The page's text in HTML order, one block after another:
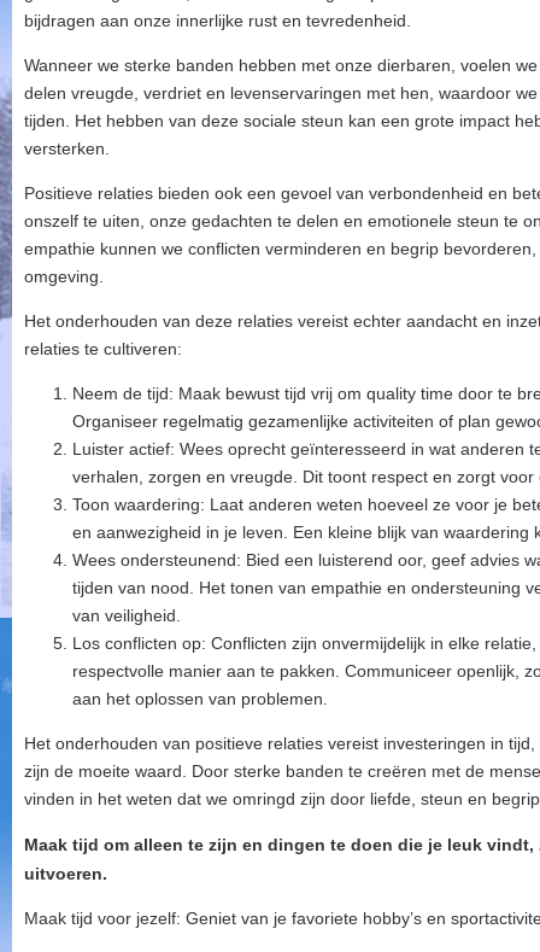
bijdragen aan onze innerlijke rust en tevredenheid.
Wanneer we sterke banden hebben met onze dierbaren, voelen
delen vreugde, verdriet en levenservaringen met hen, waardoor
tijden. Het hebben van deze sociale steun kan een grote impact
versterken.
Positieve relaties bieden ook een gevoel van verbondenheid en
onszelf te uiten, onze gedachten te delen en emotionele steun te
empathie kunnen we conflicten verminderen en begrip
omgeving.
Het onderhouden van deze relaties vereist echter aandacht en
relaties te cultiveren:
Neem de tijd: Maak bewust tijd vrij om quality time door te
Organiseer regelmatig gezamenlijke activiteiten of plan
Luister actief: Wees oprecht geïnteresseerd in wat anderen
verhalen, zorgen en vreugde. Dit toont respect en zorgt
Toon waardering: Laat anderen weten hoeveel ze voor je
en aanwezigheid in je leven. Een kleine blijk van waardering
Wees ondersteunend: Bied een luisterend oor, geef advies
tijden van nood. Het tonen van empathie en ondersteuning
van veiligheid.
Los conflicten op: Conflicten zijn onvermijdelijk in elke
respectvolle manier aan te pakken. Communiceer openlijk,
aan het oplossen van problemen.
Het onderhouden van positieve relaties vereist investeringen in
zijn de moeite waard. Door sterke banden te creëren met de
vinden in het weten dat we omringd zijn door liefde, steun en
Maak tijd om alleen te zijn en dingen te doen die je leuk
uitvoeren.
Maak tijd voor jezelf: Geniet van je favoriete hobby’s en